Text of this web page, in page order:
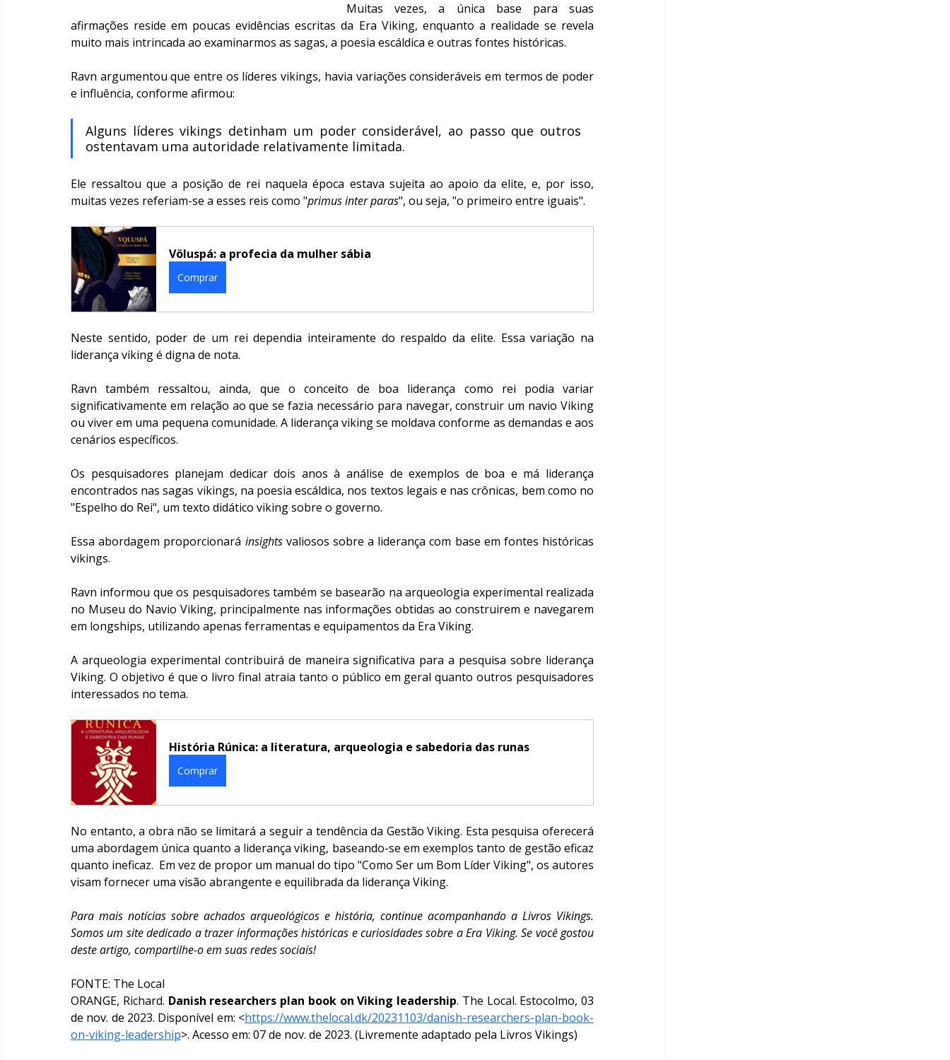
Muitas vezes, a única base para suas
afirmações reside em poucas evidências escritas da Era Viking, enquanto a realidade se revela
muito mais intrincada ao examinarmos as sagas, a poesia escáldica e outras fontes históricas.
Ravn argumentou que entre os líderes vikings, havia variações consideráveis em termos de poder
e influência, conforme afirmou:
Alguns líderes vikings detinham um poder considerável, ao passo que outros
ostentavam uma autoridade relativamente limitada.
Ele ressaltou que a posição de rei naquela época estava sujeita ao apoio da elite, e, por isso,
muitas vezes referiam-se a esses reis como "primus inter paras", ou seja, "o primeiro entre iguais".
Völuspá: a profecia da mulher sábia
Comprar
Neste sentido, poder de um rei dependia inteiramente do respaldo da elite. Essa variação na
liderança viking é digna de nota.
Ravn também ressaltou, ainda, que o conceito de boa liderança como rei podia variar
significativamente em relação ao que se fazia necessário para navegar, construir um navio Viking
ou viver em uma pequena comunidade. A liderança viking se moldava conforme as demandas e aos
cenários específicos.
Os pesquisadores planejam dedicar dois anos à análise de exemplos de boa e má liderança
encontrados nas sagas vikings, na poesia escáldica, nos textos legais e nas crônicas, bem como no
"Espelho do Rei", um texto didático viking sobre o governo.
Essa abordagem proporcionará insights valiosos sobre a liderança com base em fontes históricas
vikings.
Ravn informou que os pesquisadores também se basearão na arqueologia experimental realizada
no Museu do Navio Viking, principalmente nas informações obtidas ao construirem e navegarem
em longships, utilizando apenas ferramentas e equipamentos da Era Viking.
A arqueologia experimental contribuirá de maneira significativa para a pesquisa sobre liderança
Viking. O objetivo é que o livro final atraia tanto o público em geral quanto outros pesquisadores
interessados no tema.
História Rúnica: a literatura, arqueologia e sabedoria das runas
Comprar
No entanto, a obra não se limitará a seguir a tendência da Gestão Viking. Esta pesquisa oferecerá
uma abordagem única quanto a liderança viking, baseando-se em exemplos tanto de gestão eficaz
quanto ineficaz.  Em vez de propor um manual do tipo "Como Ser um Bom Líder Viking", os autores
visam fornecer uma visão abrangente e equilibrada da liderança Viking.
Para mais notícias sobre achados arqueológicos e história, continue acompanhando a Livros Vikings.
Somos um site dedicado a trazer informações históricas e curiosidades sobre a Era Viking. Se você gostou
deste artigo, compartilhe-o em suas redes sociais!
FONTE: The Local
ORANGE, Richard. Danish researchers plan book on Viking leadership. The Local. Estocolmo, 03
de nov. de 2023. Disponível em: <https://www.thelocal.dk/20231103/danish-researchers-plan-book-
on-viking-leadership>. Acesso em: 07 de nov. de 2023. (Livremente adaptado pela Livros Vikings)